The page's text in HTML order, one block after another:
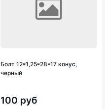
Болт 12*1,25*28*17 конус,
черный
100 руб